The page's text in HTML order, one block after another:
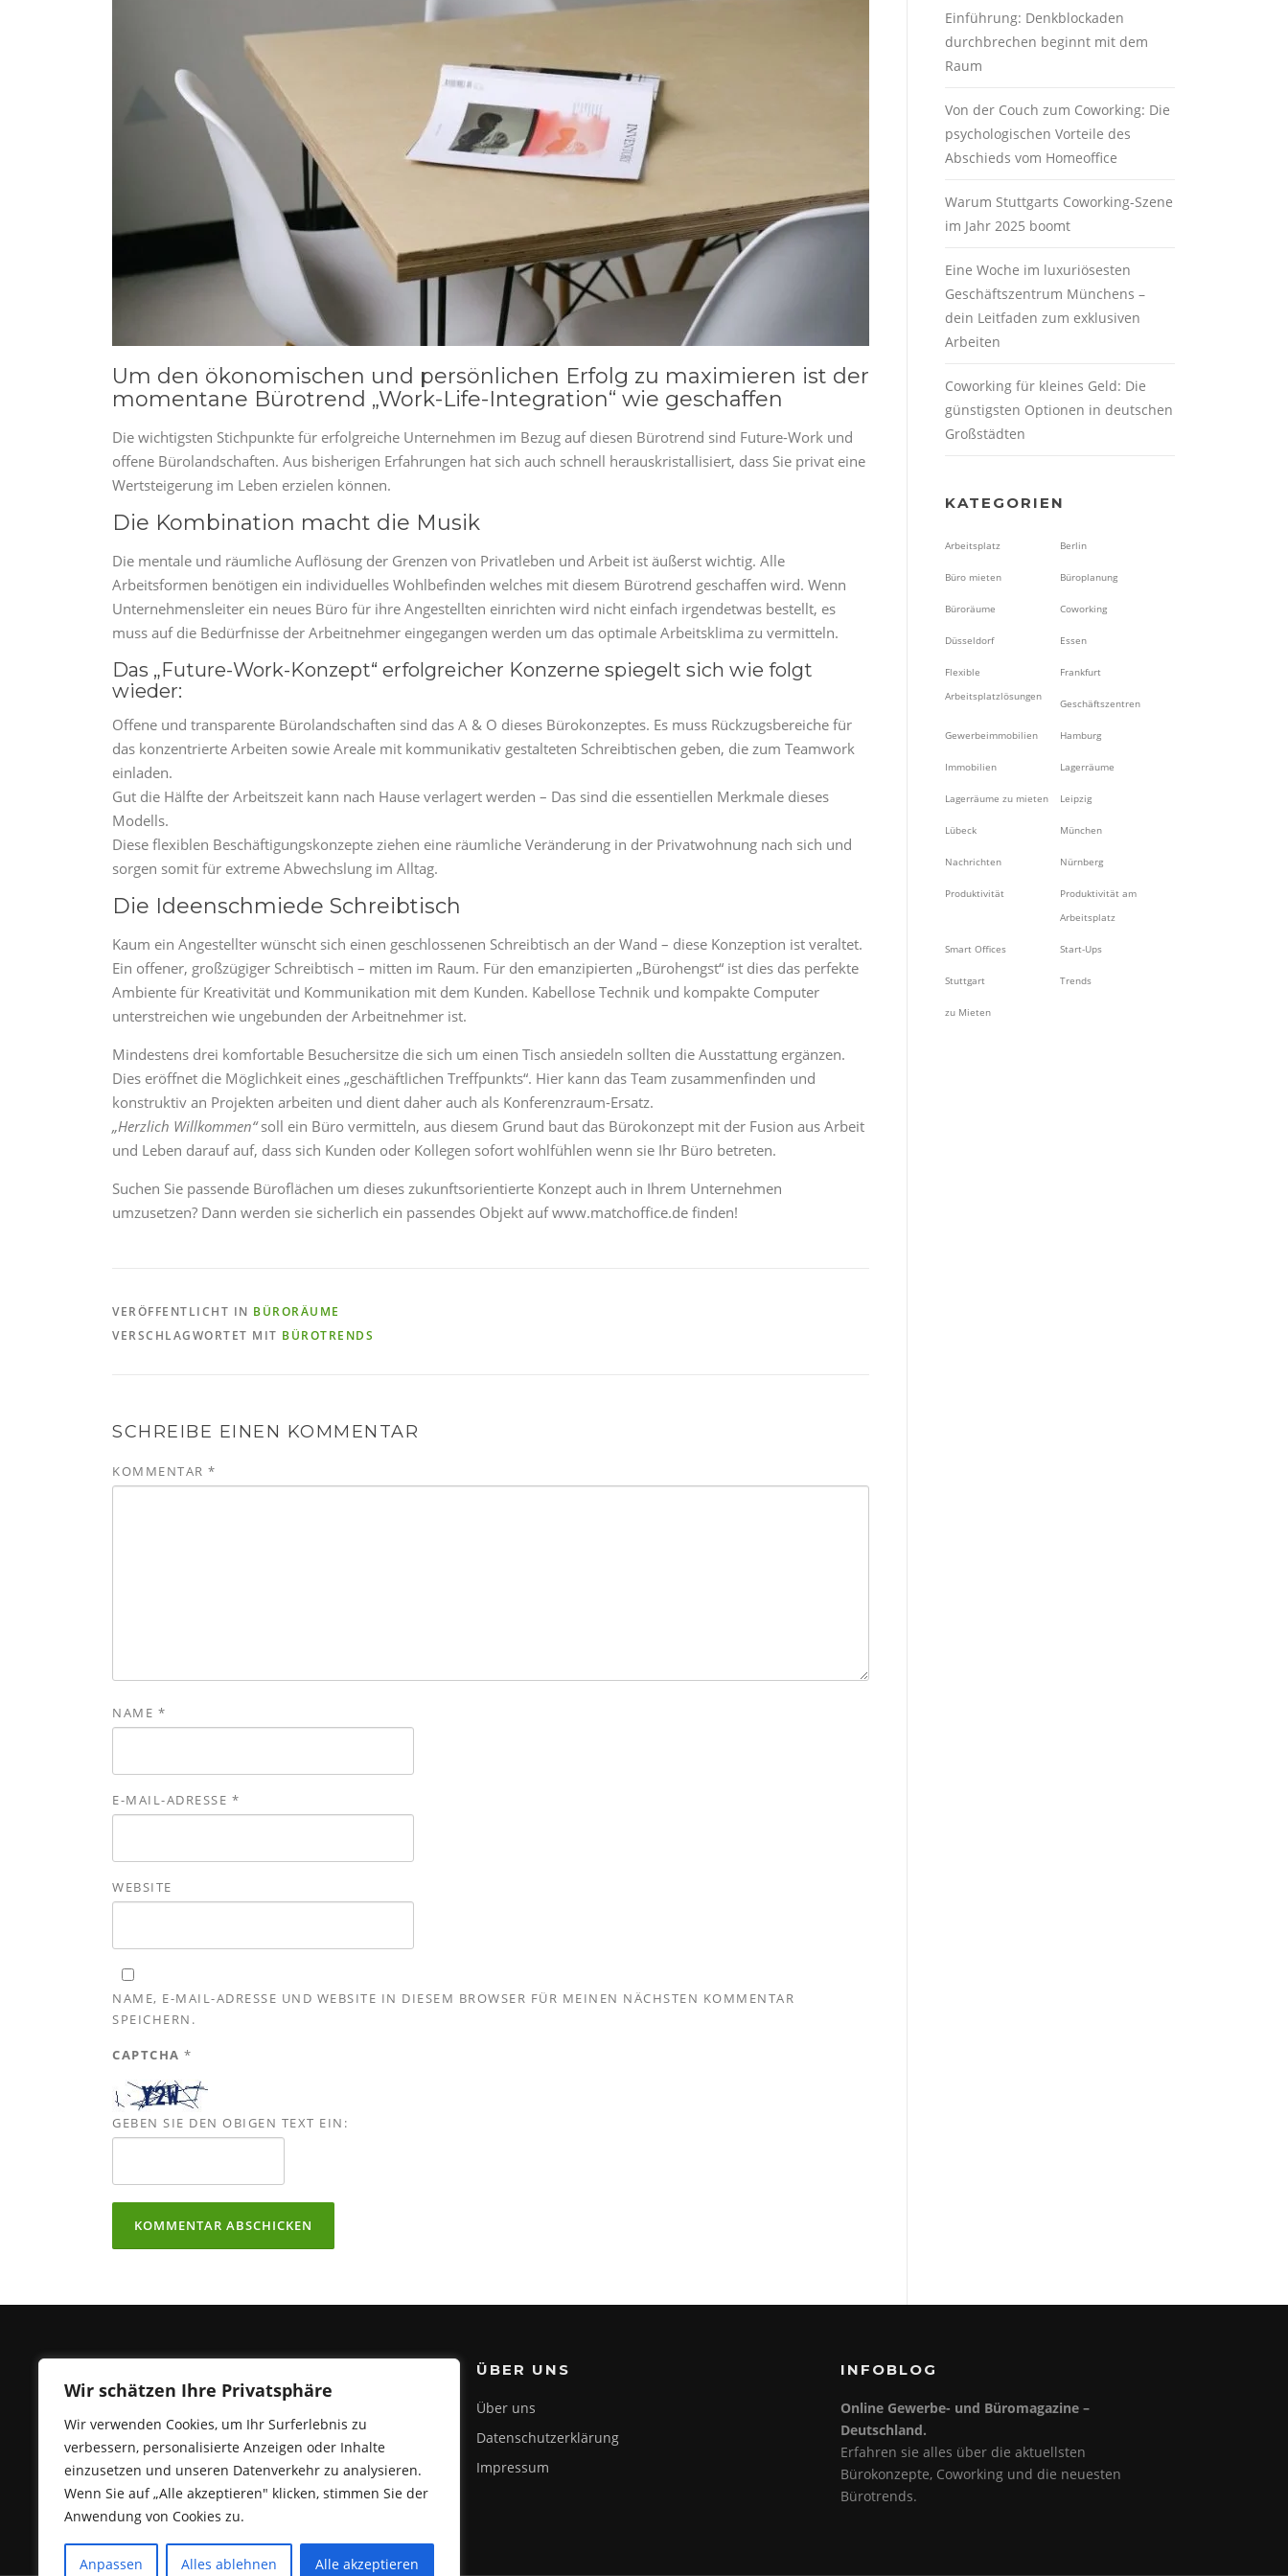
Wir schätzen Ihre Privatsphäre
Wir verwenden Cookies, um Ihr Surferlebnis zu
verbessern, personalisierte Anzeigen oder Inhalte
einzusetzen und unseren Datenverkehr zu analysieren.
Wenn Sie auf „Alle akzeptieren" klicken, stimmen Sie der
Anwendung von Cookies zu.
Anpassen Alles ablehnen Alle akzeptieren
Um den ökonomischen und persönlichen Erfolg zu maximieren ist der
momentane Bürotrend „Work-Life-Integration“ wie geschaffen
Die wichtigsten Stichpunkte für erfolgreiche Unternehmen im Bezug auf diesen Bürotrend sind Future-Work und
offene Bürolandschaften. Aus bisherigen Erfahrungen hat sich auch schnell herauskristallisiert, dass Sie privat eine
Wertsteigerung im Leben erzielen können.
Die Kombination macht die Musik
Die mentale und räumliche Auflösung der Grenzen von Privatleben und Arbeit ist äußerst wichtig. Alle
Arbeitsformen benötigen ein individuelles Wohlbefinden welches mit diesem Bürotrend geschaffen wird. Wenn
Unternehmensleiter ein neues Büro für ihre Angestellten einrichten wird nicht einfach irgendetwas bestellt, es
muss auf die Bedürfnisse der Arbeitnehmer eingegangen werden um das optimale Arbeitsklima zu vermitteln.
Das „Future-Work-Konzept“ erfolgreicher Konzerne spiegelt sich wie folgt
wieder:
Offene und transparente Bürolandschaften sind das A & O dieses Bürokonzeptes. Es muss Rückzugsbereiche für
das konzentrierte Arbeiten sowie Areale mit kommunikativ gestalteten Schreibtischen geben, die zum Teamwork
einladen.
Gut die Hälfte der Arbeitszeit kann nach Hause verlagert werden – Das sind die essentiellen Merkmale dieses
Modells.
Diese flexiblen Beschäftigungskonzepte ziehen eine räumliche Veränderung in der Privatwohnung nach sich und
sorgen somit für extreme Abwechslung im Alltag.
Die Ideenschmiede Schreibtisch
Kaum ein Angestellter wünscht sich einen geschlossenen Schreibtisch an der Wand – diese Konzeption ist veraltet.
Ein offener, großzügiger Schreibtisch – mitten im Raum. Für den emanzipierten „Bürohengst“ ist dies das perfekte
Ambiente für Kreativität und Kommunikation mit dem Kunden. Kabellose Technik und kompakte Computer
unterstreichen wie ungebunden der Arbeitnehmer ist.
Mindestens drei komfortable Besuchersitze die sich um einen Tisch ansiedeln sollten die Ausstattung ergänzen.
Dies eröffnet die Möglichkeit eines „geschäftlichen Treffpunkts“. Hier kann das Team zusammenfinden und
konstruktiv an Projekten arbeiten und dient daher auch als Konferenzraum-Ersatz.
„Herzlich Willkommen“soll ein Büro vermitteln, aus diesem Grund baut das Bürokonzept mit der Fusion aus Arbeit
und Leben darauf auf, dass sich Kunden oder Kollegen sofort wohlfühlen wenn sie Ihr Büro betreten.
Suchen Sie passende Büroflächen um dieses zukunftsorientierte Konzept auch in Ihrem Unternehmen
umzusetzen? Dann werden sie sicherlich ein passendes Objekt auf www.matchoffice.de finden!
VERÖFFENTLICHT IN BÜRORÄUME
VERSCHLAGWORTET MIT BÜROTRENDS
SCHREIBE EINEN KOMMENTAR
KOMMENTAR *
NAME *
E-MAIL-ADRESSE *
WEBSITE
NAME, E-MAIL-ADRESSE UND WEBSITE IN DIESEM BROWSER FÜR MEINEN NÄCHSTEN KOMMENTAR
SPEICHERN.
CAPTCHA *
GEBEN SIE DEN OBIGEN TEXT EIN:
Einführung: Denkblockaden
durchbrechen beginnt mit dem
Raum
Von der Couch zum Coworking: Die
psychologischen Vorteile des
Abschieds vom Homeoffice
Warum Stuttgarts Coworking-Szene
im Jahr 2025 boomt
Eine Woche im luxuriösesten
Geschäftszentrum Münchens –
dein Leitfaden zum exklusiven
Arbeiten
Coworking für kleines Geld: Die
günstigsten Optionen in deutschen
Großstädten
KATEGORIEN
Arbeitsplatz Berlin
Büro mieten Büroplanung
Büroräume Coworking
Düsseldorf Essen
Flexible
Arbeitsplatzlösungen
Frankfurt
Geschäftszentren
Gewerbeimmobilien Hamburg
Immobilien Lagerräume
Lagerräume zu mieten Leipzig
Lübeck München
Nachrichten Nürnberg
Produktivität
Produktivität am
Arbeitsplatz
Smart Offices Start-Ups
Stuttgart Trends
zu Mieten
Ein unabhängiger Anbieter von
Immobiliennachrichten, der die neuesten
Brancheninformationen aus Deutschland liefert.
ÜBER UNS
Über uns
Datenschutzerklärung
Impressum
INFOBLOG
Online Gewerbe- und Büromagazine –
Deutschland.
Erfahren sie alles über die aktuellsten
Bürokonzepte, Coworking und die neuesten
Bürotrends.